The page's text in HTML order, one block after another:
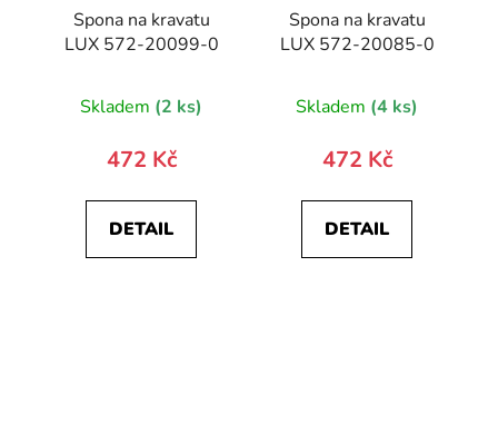
Spona na kravatu
LUX 572-20099-0
Skladem (2 ks)
472 Kč
DETAIL
Spona na kravatu
LUX 572-20085-0
Skladem (4 ks)
472 Kč
DETAIL